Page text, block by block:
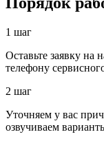
1 шаг
Оставьте заявку на
телефону
2 шаг
Уточняем у вас
озвучиваем